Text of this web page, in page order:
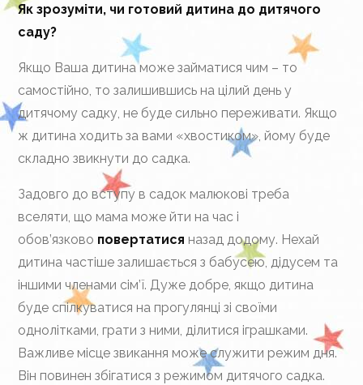
Як зрозуміти, чи готовий дитина до дитячого
саду?
Якщо Ваша дитина може займатися чим – то
самостійно, то залишившись на цілий день у
дитячому садку, не буде сильно переживати. Якщо
ж дитина ходить за вами «хвостиком», йому буде
складно звикнути до садка.
Задовго до вступу в садок малюкові треба
вселяти, що мама може йти на час і
обов’язково повертатися назад додому. Нехай
дитина частіше залишається з бабусею, дідусем та
іншими членами сім’ї. Дуже добре, якщо дитина
буде спілкуватися на прогулянці зі своїми
однолітками, грати з ними, ділитися іграшками.
Важливе місце звикання може служити режим дня.
Він повинен збігатися з режимом дитячого садка.